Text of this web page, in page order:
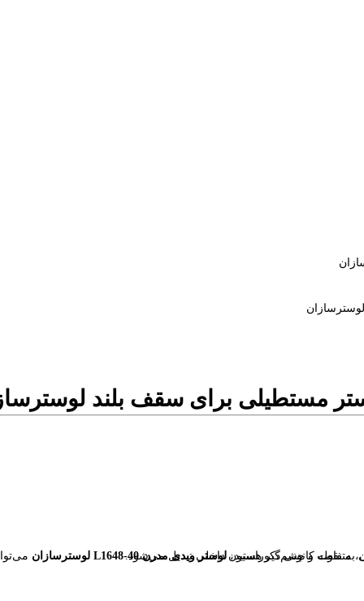
متفاوت و چشم‌گیر هستید، لوستر ویدی مدرن L1648-40 لوسترسازان
به فضا می‌بخشد و به‌راحتی به نقطه کانونی دکوراسیون داخلی تبدیل می‌شود.